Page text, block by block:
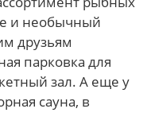
и необычный
друзьям
парковка для
зал. А еще у
сауна, в